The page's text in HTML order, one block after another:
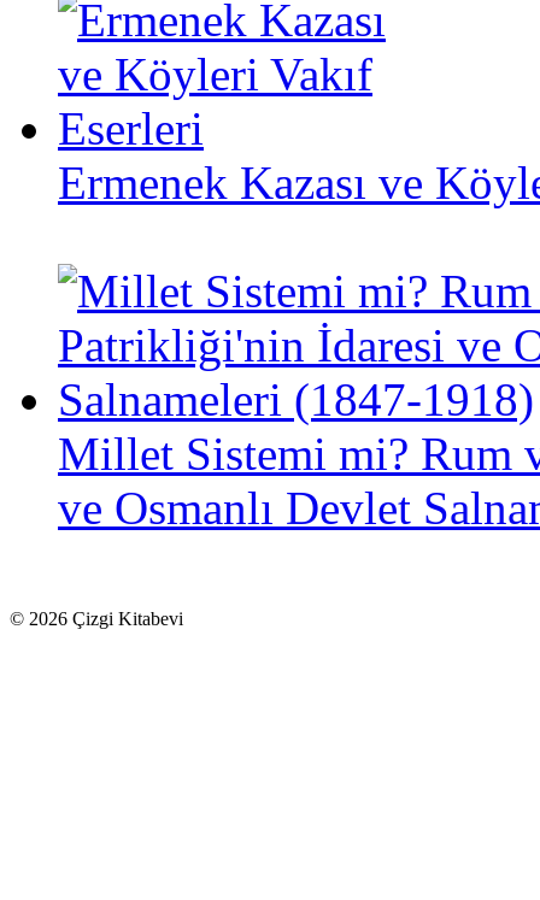
Ermenek Kazası ve
Millet Sistemi mi? Rum
ve Osmanlı Devlet
© 2026 Çizgi Kitabevi